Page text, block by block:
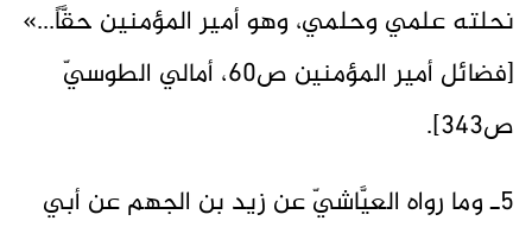
نحلته علمي وحلمي، وهو أمير المؤمنين حقَّاً...»
[فضائل أمير المؤمنين ص60، أمالي الطوسيّ
ص343].
5ـ وما رواه العيَّاشيّ عن زيد بن الجهم عن أبي